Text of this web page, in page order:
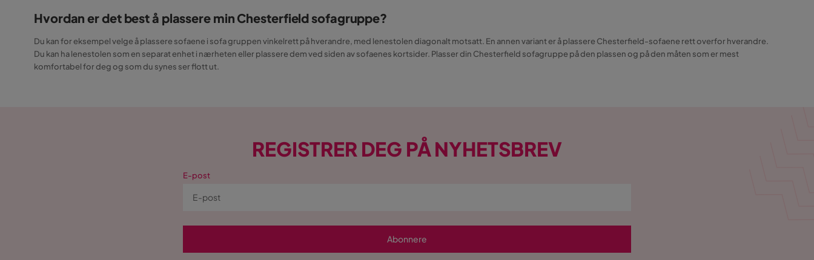
Hvordan er det best å plassere min Chesterfield sofagruppe?
Du kan for eksempel velge å plassere sofaene i sofa gruppen vinkelrett på hverandre, med lenestolen diagonalt motsatt. En annen variant er å plassere Chesterfield-sofaene rett overfor hverandre.
Du kan ha lenestolen som en separat enhet i nærheten eller plassere dem ved siden av sofaenes kortsider. Plasser din Chesterfield sofagruppe på den plassen og på den måten som er mest
komfortabel for deg og som du synes ser flott ut.
REGISTRER DEG PÅ NYHETSBREV
E-post
Abonnere